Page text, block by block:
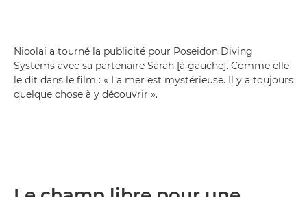
Nicolai a tourné la publicité pour Poseidon Diving
Systems avec sa partenaire Sarah [à gauche]. Comme elle
le dit dans le film : « La mer est mystérieuse. Il y a toujours
quelque chose à y découvrir ».